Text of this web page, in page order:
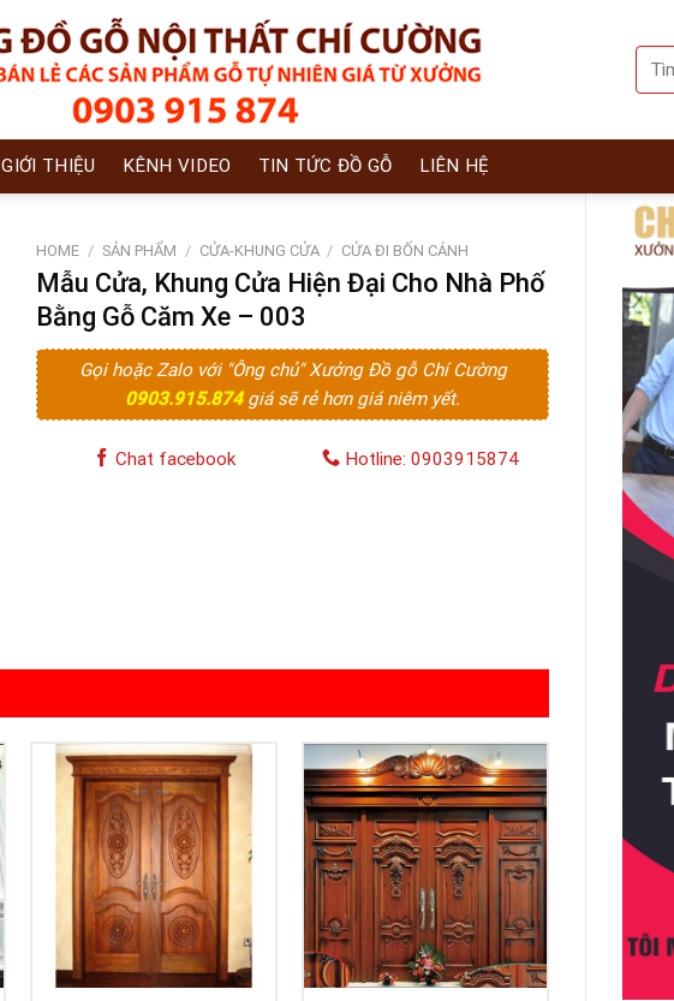
Search
for:
GIỚI THIỆU KÊNH VIDEO TIN TỨC ĐỒ GỖ LIÊN HỆ
HOME / SẢN PHẨM / CỬA-KHUNG CỬA / CỬA ĐI BỐN CÁNH
Mẫu Cửa, Khung Cửa Hiện Đại Cho Nhà Phố
Bằng Gỗ Căm Xe – 003
Gọi hoặc Zalo với "Ông chủ" Xưởng Đồ gỗ Chí Cường
0903.915.874 giá sẽ rẻ hơn giá niêm yết.
Chat facebook Hotline: 0903915874